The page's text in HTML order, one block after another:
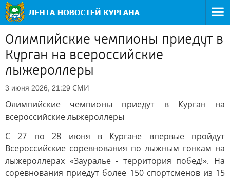
Олимпийские чемпионы приедут в
Курган на всероссийские
лыжероллеры
3 июня 2026, 21:29 СМИ
Олимпийские чемпионы приедут в Курган на
всероссийские лыжероллеры
С 27 по 28 июня в Кургане впервые пройдут
Всероссийские соревнования по лыжным гонкам на
лыжероллерах «Зауралье - территория побед!». На
соревнования приедут более 150 спортсменов из 15